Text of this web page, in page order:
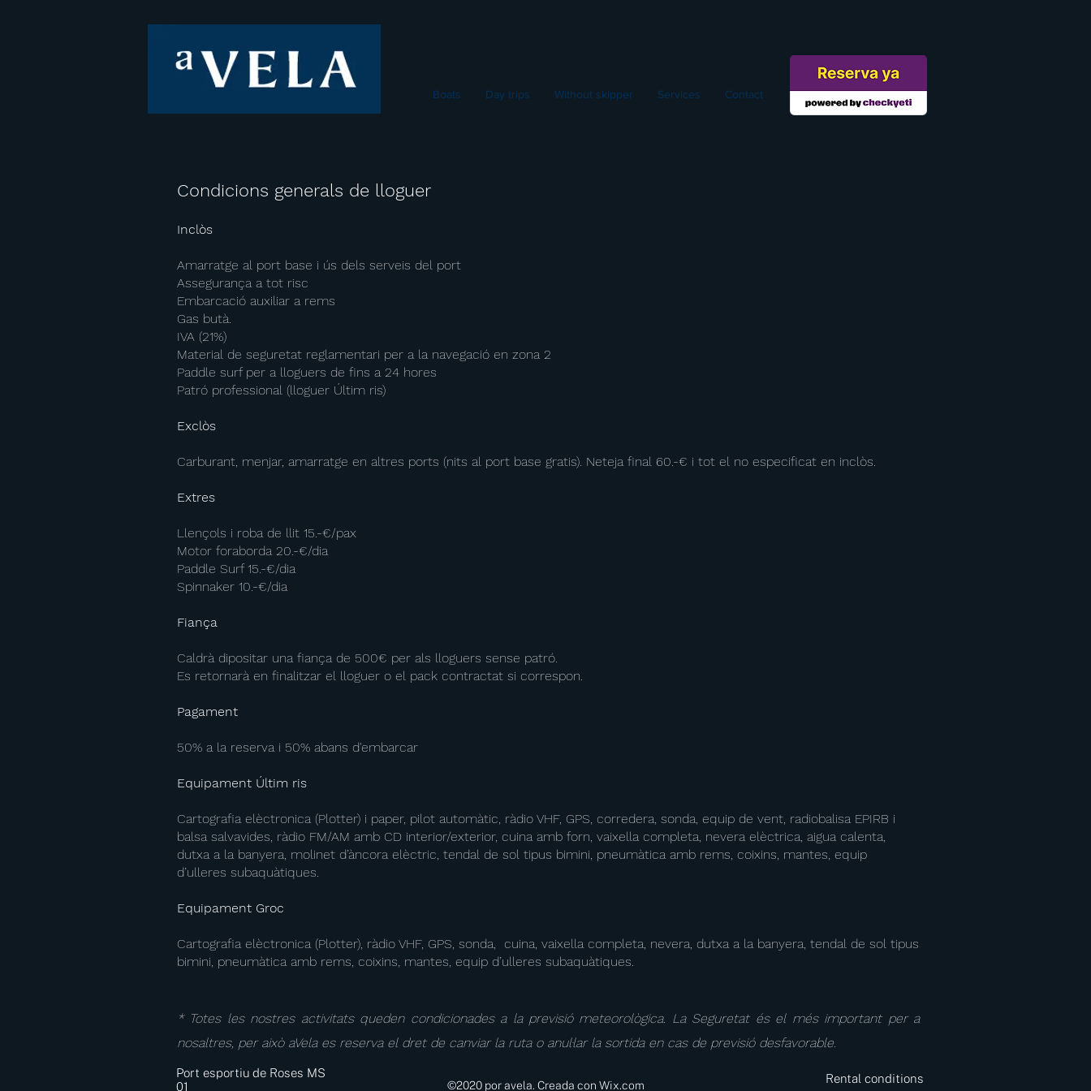
Boats Day trips Without skipper Services Contact
Condicions generals de lloguer
Inclòs
Amarratge al port base i ús dels serveis del port
Assegurança a tot risc
Embarcació auxiliar a rems
Gas butà.
IVA (21%)
Material de seguretat reglamentari per a la navegació en zona 2
Paddle surf per a lloguers de fins a 24 hores
Patró professional (lloguer Últim ris)
Exclòs
Carburant, menjar, amarratge en altres ports (nits al port base gratis). Neteja final 60.-€ i tot el no especificat en inclòs.
Extres
Llençols i roba de llit 15.-€/pax
Motor foraborda 20.-€/dia
Paddle Surf 15.-€/dia
Spinnaker 10.-€/dia
Fiança
Caldrà dipositar una fiança de 500€ per als lloguers sense patró.
Es retornarà en finalitzar el lloguer o el pack contractat si correspon.
Pagament
50% a la reserva i 50% abans d'embarcar
Equipament Últim ris
Cartografia elèctronica (Plotter) i paper, pilot automàtic, ràdio VHF, GPS, corredera, sonda, equip de vent, radiobalisa EPIRB i
balsa salvavides, ràdio FM/AM amb CD interior/exterior, cuina amb forn, vaixella completa, nevera elèctrica, aigua calenta,
dutxa a la banyera, molinet d’àncora elèctric, tendal de sol tipus bimini, pneumàtica amb rems, coixins, mantes, equip
d’ulleres subaquàtiques.
Equipament Groc
Cartografia elèctronica (Plotter), ràdio VHF, GPS, sonda, cuina, vaixella completa, nevera, dutxa a la banyera, tendal de sol tipus
bimini, pneumàtica amb rems, coixins, mantes, equip d’ulleres subaquàtiques.
* Totes les nostres activitats queden condicionades a la previsió meteorològica. La Seguretat és el més important per a
nosaltres, per això aVela es reserva el dret de canviar la ruta o anul·lar la sortida en cas de previsió desfavorable.
Port esportiu de Roses MS
01
©2020 por avela. Creada con Wix.com Rental conditions